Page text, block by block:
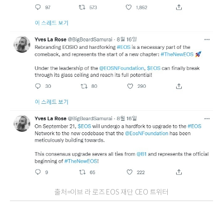
출처=이브 라 로즈 EOS 재단 CEO 트위터